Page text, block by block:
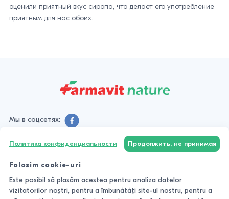
оценили приятный вкус сиропа, что делает его употребление
приятным для нас обоих.
Мы в соцсетях:
КЛИЕНТАМ
Политика конфиденциальности Продолжить, не принимая
Folosim cookie-uri
Este posibil să plasăm acestea pentru analiza datelor
vizitatorilor noștri, pentru a îmbunătăți site-ul nostru, pentru a